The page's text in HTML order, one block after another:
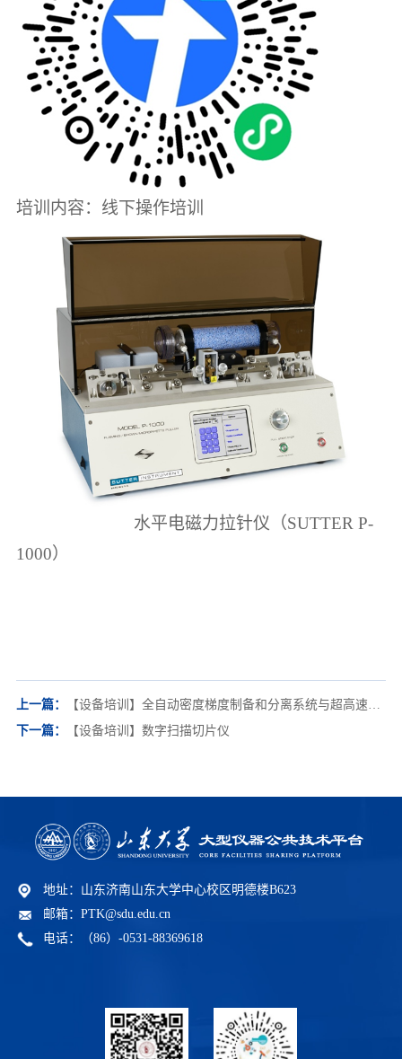
培训内容：线下操作培训
水平电磁力拉针仪（SUTTER P-
1000）
上一篇：
【设备培训】全自动密度梯度制备和分离系统与超高速离心机
下一篇：
【设备培训】数字扫描切片仪
地址：山东济南山东大学中心校区明德楼B623
邮箱：PTK@sdu.edu.cn
电话：（86）-0531-88369618